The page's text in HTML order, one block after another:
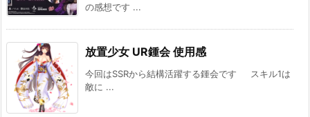
の感想です ...
放置少女 UR鍾会 使用感
今回はSSRから結構活躍する鍾会です スキル1は
敵に ...